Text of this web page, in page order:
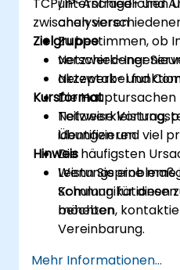
zwischen
analysieren
Zu bestimmen, ob
verschiedener
akzeptabel
Die Hauptursachen
identifizieren
Die häufigsten
Leistungsprobleme
Kommunikationen
beheben
Zielgruppe
Netzwerk-
Netzwerk- und
Kursformat
Teilweise Vortrag,
Übungen und viel
Hinweis
Wenn Sie eine
Schulung für
möchten,
Vereinbarung.
Mehr Informationen...